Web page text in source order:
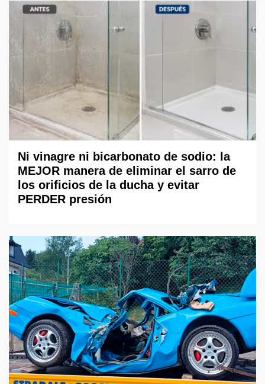
Ni vinagre ni bicarbonato de sodio: la
MEJOR manera de eliminar el sarro de
los orificios de la ducha y evitar
PERDER presión